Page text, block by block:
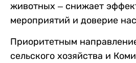
животных – снижает
мероприятий и доверие
Приоритетным
сельского хозяйства и